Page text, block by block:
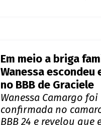
Em meio a briga
Wanessa escondeu
no BBB de Graciele
Wanessa Camargo foi
confirmada no
BBB 24 e revelou que